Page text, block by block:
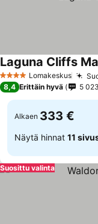
4 TähtiluokitusLomakeskus
Laguna Cliffs
8,4 Erittäin hyvä 5 023
Alkaen 333 €
Näytä hinnat 11
Suosittu valinta